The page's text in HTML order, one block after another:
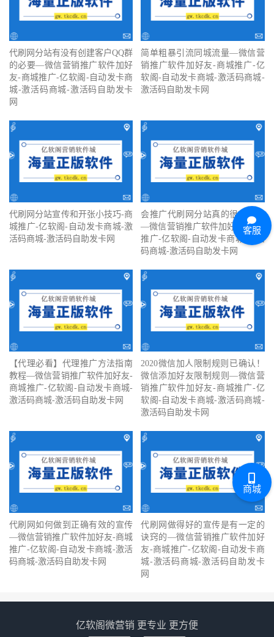
代刷网分站有没有创建客户QQ群
的必要—微信营销推广软件加好
友-商城推广-亿软阁-自动发卡商
城-激活码商城-激活码自助发卡
网
简单粗暴引流同城流量—微信营
销推广软件加好友-商城推广-亿
软阁-自动发卡商城-激活码商城-
激活码自助发卡网
代刷网分站宣传和开张小技巧-商
城推广-亿软阁-自动发卡商城-激
活码商城-激活码自助发卡网
会推广代刷网分站真的很重要吗
—微信营销推广软件加好友-商城
推广-亿软阁-自动发卡商城-激活
码商城-激活码自助发卡网
【代理必看】‍代理推广方法指南
教程—微信营销推广软件加好友-
商城推广-亿软阁-自动发卡商城-
激活码商城-激活码自助发卡网
2020微信加人限制规则已确认！
微信添加好友限制规则—微信营
销推广软件加好友-商城推广-亿
软阁-自动发卡商城-激活码商城-
激活码自助发卡网
代刷网如何做到正确有效的宣传
—微信营销推广软件加好友-商城
推广-亿软阁-自动发卡商城-激活
码商城-激活码自助发卡网
代刷网做得好的宣传是有一定的
诀窍的—微信营销推广软件加好
友-商城推广-亿软阁-自动发卡商
城-激活码商城-激活码自助发卡
网
亿软阁微营销 更专业 更方便
客服
商城